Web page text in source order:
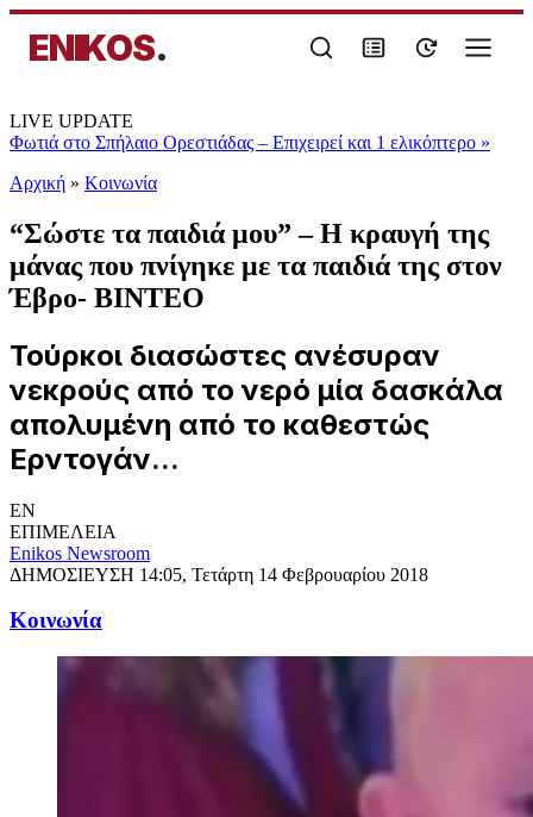
ENIKOS.
LIVE UPDATE
Φωτιά στο Σπήλαιο Ορεστιάδας – Επιχειρεί και 1 ελικόπτερο »
Αρχική » Κοινωνία
“Σώστε τα παιδιά μου” – Η κραυγή της
μάνας που πνίγηκε με τα παιδιά της στον
Έβρο- ΒΙΝΤΕΟ
Τούρκοι διασώστες ανέσυραν
νεκρούς από το νερό μία δασκάλα
απολυμένη από το καθεστώς
Ερντογάν...
EN
ΕΠΙΜΕΛΕΙΑ
Enikos Newsroom
ΔΗΜΟΣΙΕΥΣΗ 14:05, Τετάρτη 14 Φεβρουαρίου 2018
Κοινωνία